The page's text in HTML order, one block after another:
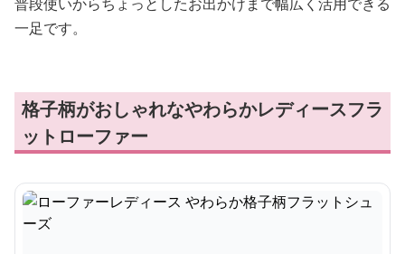
一足です。
格子柄がおしゃれなやわらかレディースフラ
ットローファー